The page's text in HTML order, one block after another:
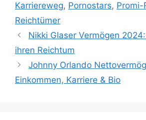
Karriereweg, Pornostars, Promi-
Reichtümer
Nikki Glaser Vermögen
ihren Reichtum
Johnny Orlando
Einkommen, Karriere & Bio